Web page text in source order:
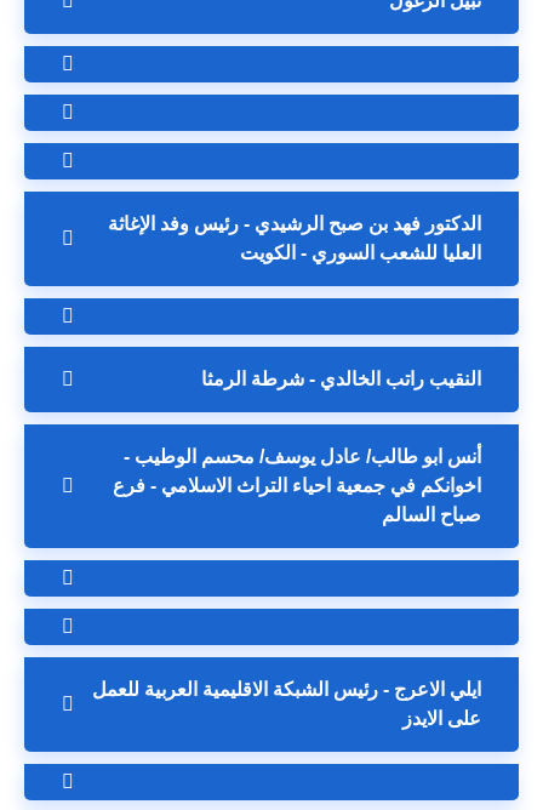
الدكتور فهد بن صبح الرشيدي - رئيس وفد الإغاثة
العليا للشعب السوري - الكويت
النقيب راتب الخالدي - شرطة الرمثا
أنس ابو طالب/ عادل يوسف/ محسم الوطيب -
اخوانكم في جمعية احياء التراث الاسلامي - فرع
صباح السالم
ايلي الاعرج - رئيس الشبكة الاقليمية العربية للعمل
على الايدز